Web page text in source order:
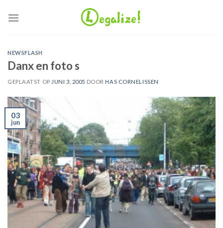
naar
NEWSFLASH
Danx en foto s
GEPLAATST OP JUNI 3, 2005 DOOR HAS CORNELISSEN
03
jun